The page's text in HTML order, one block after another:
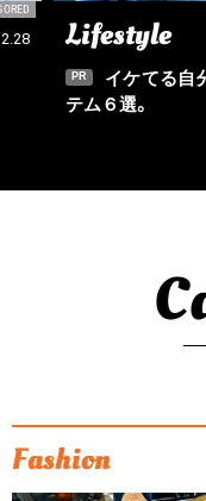
Lifestyle
PR
イケてる自
テム６選。
Fashion